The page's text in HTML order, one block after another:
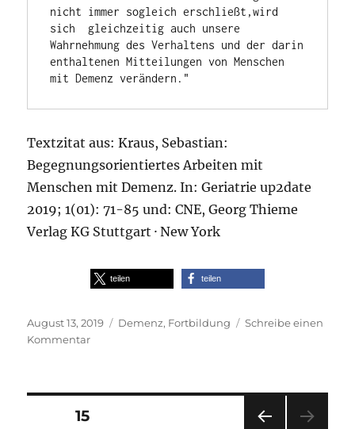
nicht immer sogleich erschließt,wird
sich  gleichzeitig auch unsere
Wahrnehmung des Verhaltens und der darin
enthaltenen Mitteilungen von Menschen
mit Demenz verändern."
Textzitat aus: Kraus, Sebastian:
Begegnungsorientiertes Arbeiten mit
Menschen mit Demenz. In: Geriatrie up2date
2019; 1(01): 71-85 und: CNE, Georg Thieme
Verlag KG Stuttgart · New York
teilen teilen
Veröffentlicht
am
August 13, 2019 Schlagwörter
Demenz, Fortbildung
Schreibe einen
Kommentarzu
Seitennummerierung
SEITE15